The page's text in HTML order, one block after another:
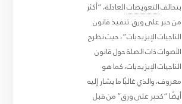
بتحالفالتعويضاتالعادلة، “أكثر
من حبر على ورق: تنفيذ قانون
الناجيات الإيزيديات”، حيث نطرح
الأصوات ذات الصلة حول قانون
الناجيات الإيزيديات، كما هو
معروف، والذي غالبًا ما يشار إليه
أيضًا “كحبر على ورق” من قبل